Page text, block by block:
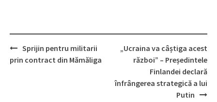
Post
Sprijin pentru militarii
prin contract din Mămăliga
„Ucraina va câștiga acest
război” – Președintele
Finlandei declară
înfrângerea strategică a lui
Putin